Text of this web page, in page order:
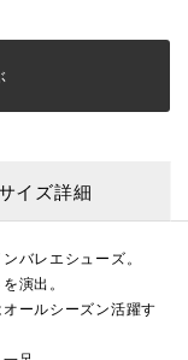
イズ詳細
バレエシューズ。
演出。
ールシーズン活躍す